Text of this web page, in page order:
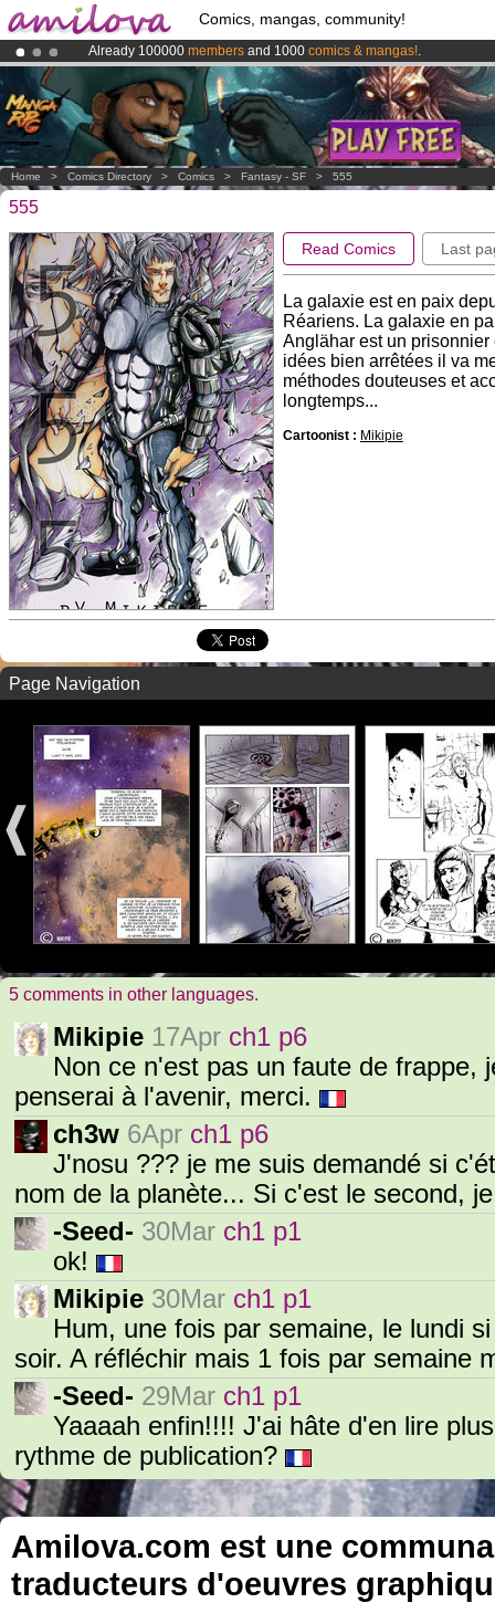
Comics, mangas, community!
Already 100000 members and 1000 comics & mangas!.
Premium membership from3.95 eurosper month !Get membership
AmilovaKickstarter is now LIVE!.
Home > Comics Directory > Comics > Fantasy - SF > 555
555
Read Comics Last
La galaxie est en paix
Réariens. La galaxie en
Anglähar est un
idées bien arrêtées il va
méthodes douteuses et
longtemps...
Cartoonist : Mikipie
Page Navigation
5 comments in other languages.
Mikipie 17Apr ch1 p6
Non ce n'est pas un faute de frappe,
penserai à l'avenir, merci.
ch3w 6Apr ch1 p6
J'nosu ??? je me suis demandé si
nom de la planète... Si c'est le second,
-Seed- 30Mar ch1 p1
ok!
Mikipie 30Mar ch1 p1
Hum, une fois par semaine, le lundi
soir. A réfléchir mais 1 fois par semaine
-Seed- 29Mar ch1 p1
Yaaaah enfin!!!! J'ai hâte d'en lire
rythme de publication?
Amilova.com est une
traducteurs d'oeuvres